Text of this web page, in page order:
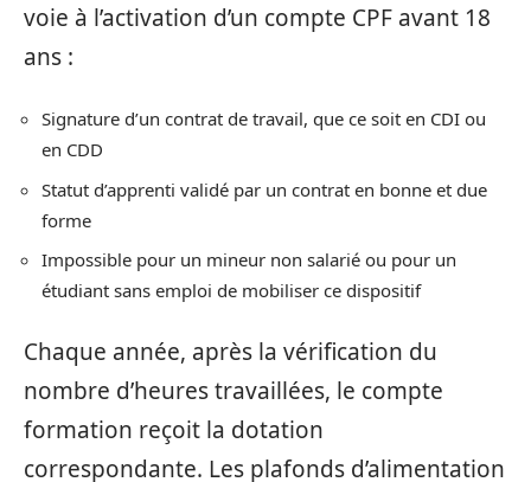
voie à l’activation d’un compte CPF avant 18
ans :
Signature d’un contrat de travail, que ce soit en CDI ou
en CDD
Statut d’apprenti validé par un contrat en bonne et due
forme
Impossible pour un mineur non salarié ou pour un
étudiant sans emploi de mobiliser ce dispositif
Chaque année, après la vérification du
nombre d’heures travaillées, le compte
formation reçoit la dotation
correspondante. Les plafonds d’alimentation